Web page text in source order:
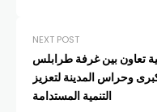
NEXT POST
تعاون بين غرفة طرابلس
وحراس المدينة لتعزيز
التنمية المستدامة